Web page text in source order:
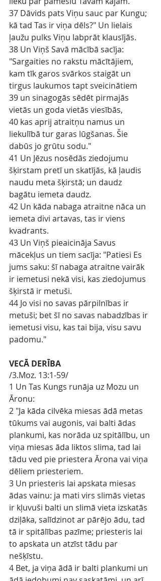
37 Dāvids pats Viņu sauc par Kungu;
kā tad Tas ir viņa dēls?" Un lielais
ļaužu pulks Viņu labprāt klausījās.
38 Un Viņš Savā mācībā sacīja:
"Sargaities no rakstu mācītājiem,
kam tīk garos svārkos staigāt un
tirgus laukumos tapt sveicinātiem
39 un sinagogās sēdēt pirmajās
vietās un goda vietās viesībās,
40 kas aprij atraitņu namus un
liekulībā tur garas lūgšanas. Šie
dabūs jo grūtu sodu."
41 Un Jēzus nosēdās ziedojumu
šķirstam pretī un skatījās, kā ļaudis
naudu meta šķirstā; un daudz
bagātu iemeta daudz.
42 Un kāda nabaga atraitne nāca un
iemeta divi artavas, tas ir viens
kvadrants.
43 Un Viņš pieaicināja Savus
mācekļus un tiem sacīja: "Patiesi Es
jums saku: šī nabaga atraitne vairāk
ir iemetusi nekā visi, kas ziedojumus
šķirstā ir metuši.
44 Jo visi no savas pārpilnības ir
metuši; bet šī no savas nabadzības ir
iemetusi visu, kas tai bija, visu savu
padomu."
VECĀ DERĪBA
/3.Moz. 13:1-59/
1 Un Tas Kungs runāja uz Mozu un
Āronu:
2 "Ja kāda cilvēka miesas ādā metas
tūkums vai augonis, vai balti ādas
plankumi, kas norāda uz spitālību, un
viņa miesas āda liktos slima, tad lai
tādu ved pie priestera Ārona vai viņa
dēliem priesteriem.
3 Un priesteris lai apskata miesas
ādas vainu: ja mati virs slimās vietas
ir kļuvuši balti un slimā vieta izskatās
dziļāka, salīdzinot ar pārējo ādu, tad
tā ir spitālības pazīme; priesteris lai
to apskata un atzīst tādu par
nešķīstu.
4 Bet, ja viņa ādā ir balti plankumi un